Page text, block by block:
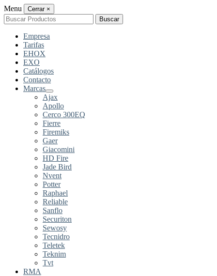
Menu Cerrar ×
Buscar
por:
Buscar
Empresa
Tarifas
EHOX
EXO
Catálogos
Contacto
Marcas
Ajax
Apollo
Cerco 300EQ
Fierre
Firemiks
Gaer
Giacomini
HD Fire
Jade Bird
Nvent
Potter
Raphael
Reliable
Sanflo
Securiton
Sewosy
Tecnidro
Teletek
Teknim
Tvt
RMA